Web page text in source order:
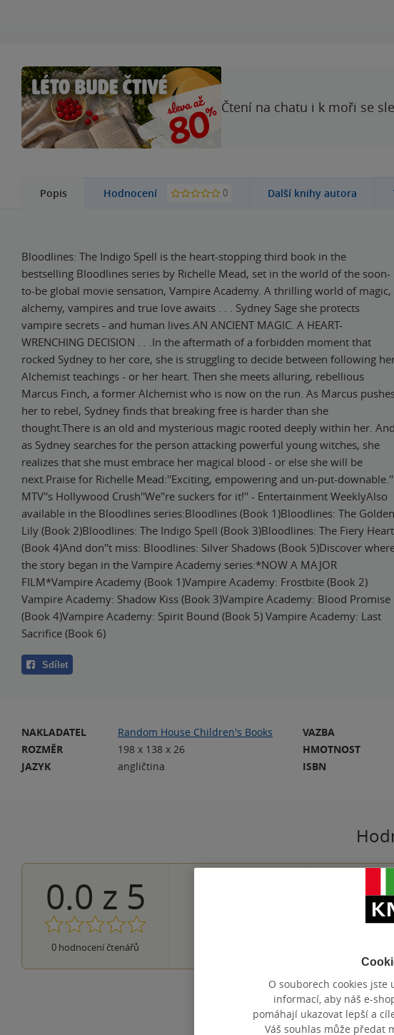
Čtení na chatu i k moři se
Popis Hodnocení 0 Další knihy autora
Bloodlines: The Indigo Spell is the heart-stopping third book in the
bestselling Bloodlines series by Richelle Mead, set in the world of the soon-
to-be global movie sensation, Vampire Academy. A thrilling world of magic,
alchemy, vampires and true love awaits . . . Sydney Sage she protects
vampire secrets - and human lives.AN ANCIENT MAGIC. A HEART-
WRENCHING DECISION . . .In the aftermath of a forbidden moment that
rocked Sydney to her core, she is struggling to decide between following
Alchemist teachings - or her heart. Then she meets alluring, rebellious
Marcus Finch, a former Alchemist who is now on the run. As Marcus
her to rebel, Sydney finds that breaking free is harder than she
thought.There is an old and mysterious magic rooted deeply within her. And
as Sydney searches for the person attacking powerful young witches, she
realizes that she must embrace her magical blood - or else she will be
next.Praise for Richelle Mead:''Exciting, empowering and un-put-downable.''
MTV''s Hollywood Crush''We''re suckers for it!'' - Entertainment WeeklyAlso
available in the Bloodlines series:Bloodlines (Book 1)Bloodlines: The Golden
Lily (Book 2)Bloodlines: The Indigo Spell (Book 3)Bloodlines: The Fiery Heart
(Book 4)And don''t miss: Bloodlines: Silver Shadows (Book 5)Discover
the story began in the Vampire Academy series:*NOW A MAJOR
FILM*Vampire Academy (Book 1)Vampire Academy: Frostbite (Book 2)
Vampire Academy: Shadow Kiss (Book 3)Vampire Academy: Blood Promise
(Book 4)Vampire Academy: Spirit Bound (Book 5) Vampire Academy: Last
Sacrifice (Book 6)
Sdílet
NAKLADATEL
Random House Children's Books
ROZMĚR
198 x 138 x 26
JAZYK
angličtina
VAZBA
HMOTNOST
ISBN
0.0 z 5
0 hodnocení čtenářů
O souborech cookies jste
informací, aby náš e-
pomáhají ukazovat lepší a
Váš souhlas může předat